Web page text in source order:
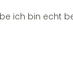
ich bin echt